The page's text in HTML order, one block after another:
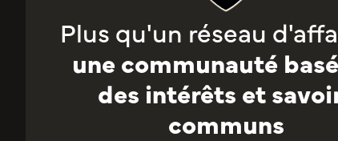
Plus qu'un réseau
une communauté
des intérêts et
communs